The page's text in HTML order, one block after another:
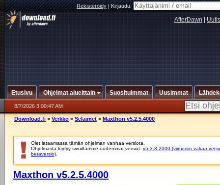
Rekisteröidy|Kirjaudu:
AfterDawn
Etusivu Ohjelmat alueittain Suosituimmat Uusimmat
8/7/2026 3:00:47 AM
Download.fi > Verkko > Selaimet > Maxthon v5.2.5.4000
Olet lataamassa tämän ohjelman vanhaa versiota.
Ohjelmasta löytyy sivuiltamme uudemmat versiot: v5.3.8.2000 (viimeisin vakaa
betaversio)
Maxthon v5.2.5.4000